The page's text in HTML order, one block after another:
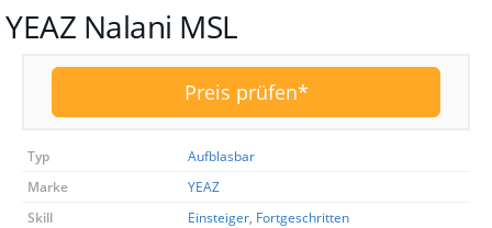
YEAZ Nalani MSL
Preis prüfen*
Typ
Aufblasbar
Marke
YEAZ
Skill
Einsteiger,Fortgeschritten
In unserem SUP Board Test 2024 haben wir alle
überzeugt! Aktuell gib es wieder großeBluefin
Sonderangebote hier